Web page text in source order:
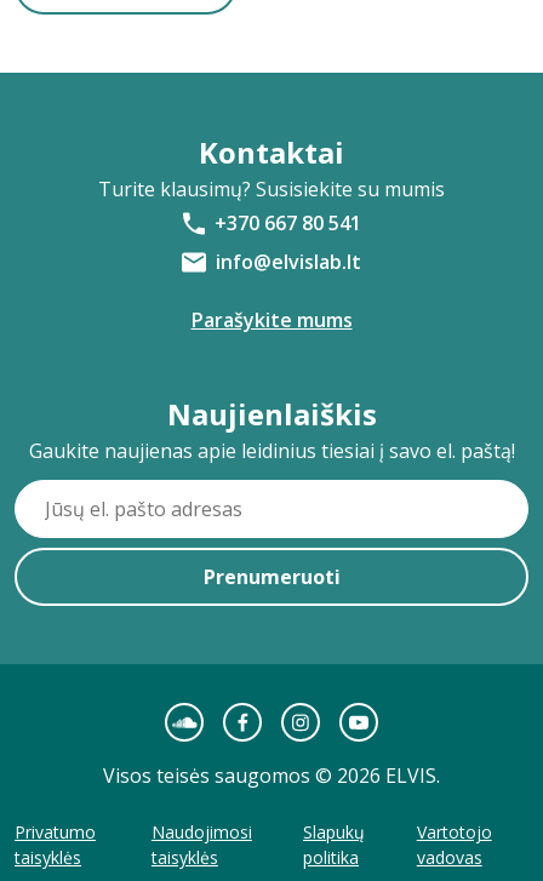
Kontaktai
Turite klausimų? Susisiekite su mumis
+370 667 80 541
info@elvislab.lt
Parašykite mums
Naujienlaiškis
Gaukite naujienas apie leidinius tiesiai į savo el. paštą!
Prenumeruoti
Visos teisės saugomos © 2026 ELVIS.
Privatumo
taisyklės
Naudojimosi
taisyklės
Slapukų
politika
Vartotojo
vadovas